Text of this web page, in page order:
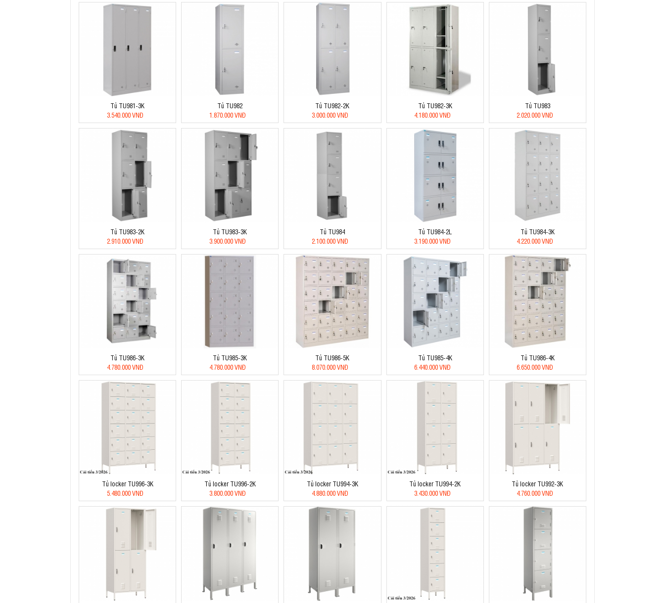
Tủ TU981-3K
3.540.000 VNĐ
Tủ TU982
1.870.000 VNĐ
Tủ TU982-2K
3.000.000 VNĐ
Tủ TU982-3K
4.180.000 VNĐ
Tủ TU983
2.020.000 VNĐ
Tủ TU983-2K
2.910.000 VNĐ
Tủ TU983-3K
3.900.000 VNĐ
Tủ TU984
2.100.000 VNĐ
Tủ TU984-2L
3.190.000 VNĐ
Tủ TU984-3K
4.220.000 VNĐ
Tủ TU986-3K
4.780.000 VNĐ
Tủ TU985-3K
4.780.000 VNĐ
Tủ TU986-5K
8.070.000 VNĐ
Tủ TU985-4K
6.440.000 VNĐ
Tủ TU986-4K
6.650.000 VNĐ
Tủ locker TU996-3K
5.480.000 VNĐ
Tủ locker TU996-2K
3.800.000 VNĐ
Tủ locker TU994-3K
4.880.000 VNĐ
Tủ locker TU994-2K
3.430.000 VNĐ
Tủ locker TU992-3K
4.760.000 VNĐ